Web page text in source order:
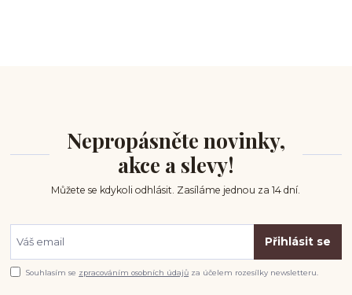
Nepropásněte novinky,
akce a slevy!
Můžete se kdykoli odhlásit. Zasíláme jednou za 14 dní.
Přihlásit se
Souhlasím se zpracováním osobních údajů za účelem rozesílky newsletteru.